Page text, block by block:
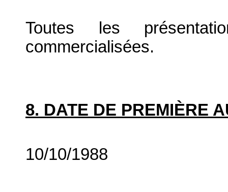
Toutes les
commercialisées.
8. DATE DE PREMIÈRE
10/10/1988